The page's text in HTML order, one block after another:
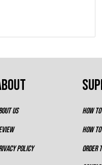
US
POLICY
HOW
HOW
ORDER